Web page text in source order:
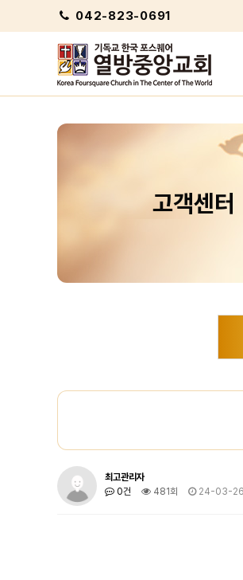
042-823-0691
고객센터
최고관리자
0건
481회 24-03-26